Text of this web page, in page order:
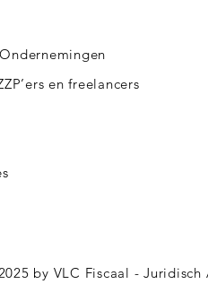
en freelancers
by VLC Fiscaal -